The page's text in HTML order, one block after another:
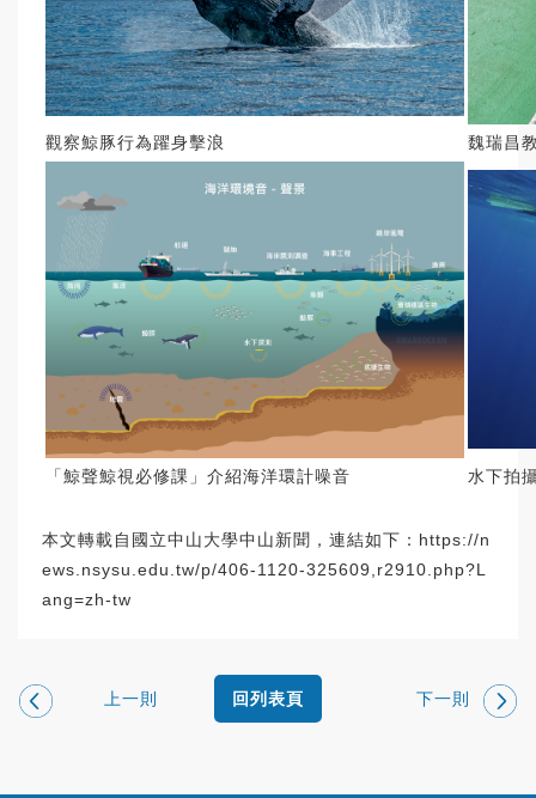
觀察鯨豚行為躍身擊浪 魏瑞昌
「鯨聲鯨視必修課」介紹海洋環計噪音 水下拍
本文轉載自國立中山大學中山新聞，連結如下： https://n
ews.nsysu.edu.tw/p/406-1120-325609,r2910.php?L
ang=zh-tw
上一則 下一則
回列表頁